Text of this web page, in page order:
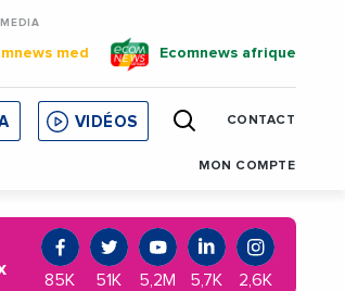
med Ecomnews afrique
CATALOGNE
VIDÉOS CONTACT
MON COMPTE
85K 51K 5,2M 5,7K 2,6K